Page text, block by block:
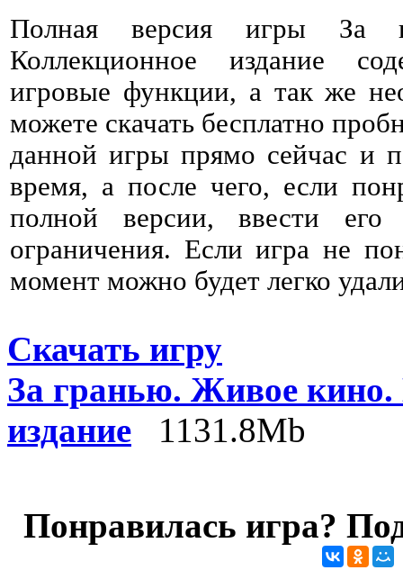
Полная версия игры За
Коллекционное издание
игровые функции, а так же
можете скачать бесплатно
данной игры прямо сейчас и
время, а после чего, если
полной версии, ввести
ограничения. Если игра не
момент можно будет легко
Скачать игру
За гранью. Живое кино.
издание 1131.8Mb
Понравилась игра?